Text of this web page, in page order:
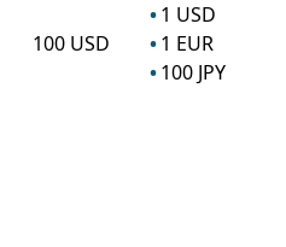
100 USD
1 USD
1 EUR
100 JPY